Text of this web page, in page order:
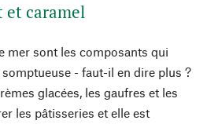
et caramel
mer sont les composants qui
- faut-il en dire plus ?
glacées, les gaufres et les
les pâtisseries et elle est